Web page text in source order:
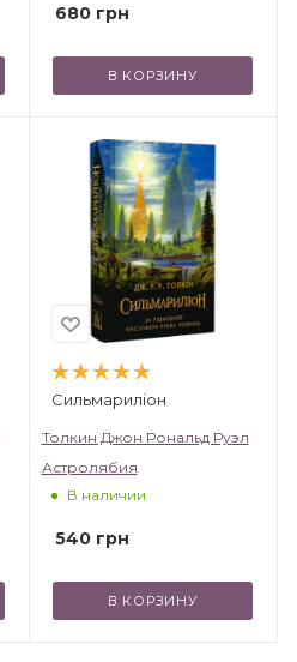
680грн
В КОРЗИНУ
Сильмариліон
Толкин Джон Рональд Руэл
Астролябия
В наличии
540грн
В КОРЗИНУ